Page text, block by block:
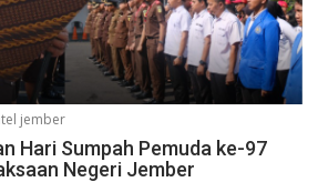
jember
Hari Sumpah Pemuda ke-97
Negeri Jember